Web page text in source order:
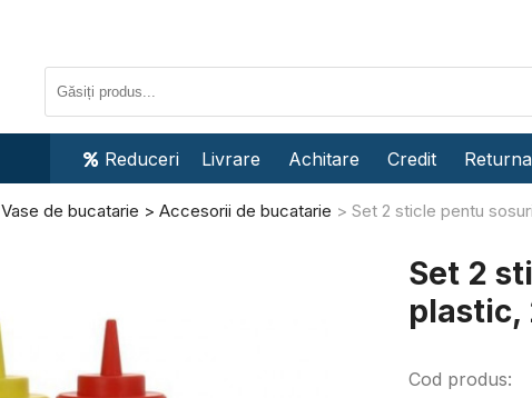
Reduceri Livrare Achitare Credit
Vase de bucatarie Accesorii de bucatarie Set 2 sticle pentu
Set 2
plastic,
Cod produs: